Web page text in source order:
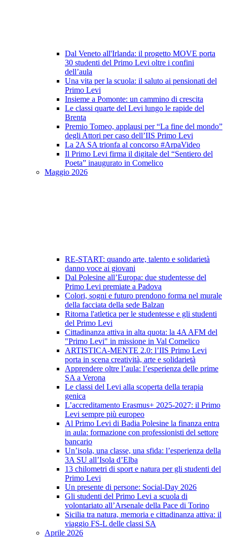
Dal Veneto all'Irlanda: il progetto MOVE porta
30 studenti del Primo Levi oltre i confini
dell’aula
Una vita per la scuola: il saluto ai pensionati del
Primo Levi
Insieme a Pomonte: un cammino di crescita
Le classi quarte del Levi lungo le rapide del
Brenta
Premio Tomeo, applausi per “La fine del mondo”
degli Attori per caso dell’IIS Primo Levi
La 2A SA trionfa al concorso #ArpaVideo
Il Primo Levi firma il digitale del “Sentiero del
Poeta” inaugurato in Comelico
Maggio 2026
RE-START: quando arte, talento e solidarietà
danno voce ai giovani
Dal Polesine all’Europa: due studentesse del
Primo Levi premiate a Padova
Colori, sogni e futuro prendono forma nel murale
della facciata della sede Balzan
Ritorna l'atletica per le studentesse e gli studenti
del Primo Levi
Cittadinanza attiva in alta quota: la 4A AFM del
"Primo Levi" in missione in Val Comelico
ARTISTICA-MENTE 2.0: l’IIS Primo Levi
porta in scena creatività, arte e solidarietà
Apprendere oltre l’aula: l’esperienza delle prime
SA a Verona
Le classi del Levi alla scoperta della terapia
genica
L’accreditamento Erasmus+ 2025-2027: il Primo
Levi sempre più europeo
Al Primo Levi di Badia Polesine la finanza entra
in aula: formazione con professionisti del settore
bancario
Un’isola, una classe, una sfida: l’esperienza della
3A SU all’Isola d’Elba
13 chilometri di sport e natura per gli studenti del
Primo Levi
Un presente di persone: Social-Day 2026
Gli studenti del Primo Levi a scuola di
volontariato all’Arsenale della Pace di Torino
Sicilia tra natura, memoria e cittadinanza attiva: il
viaggio FS-L delle classi SA
Aprile 2026